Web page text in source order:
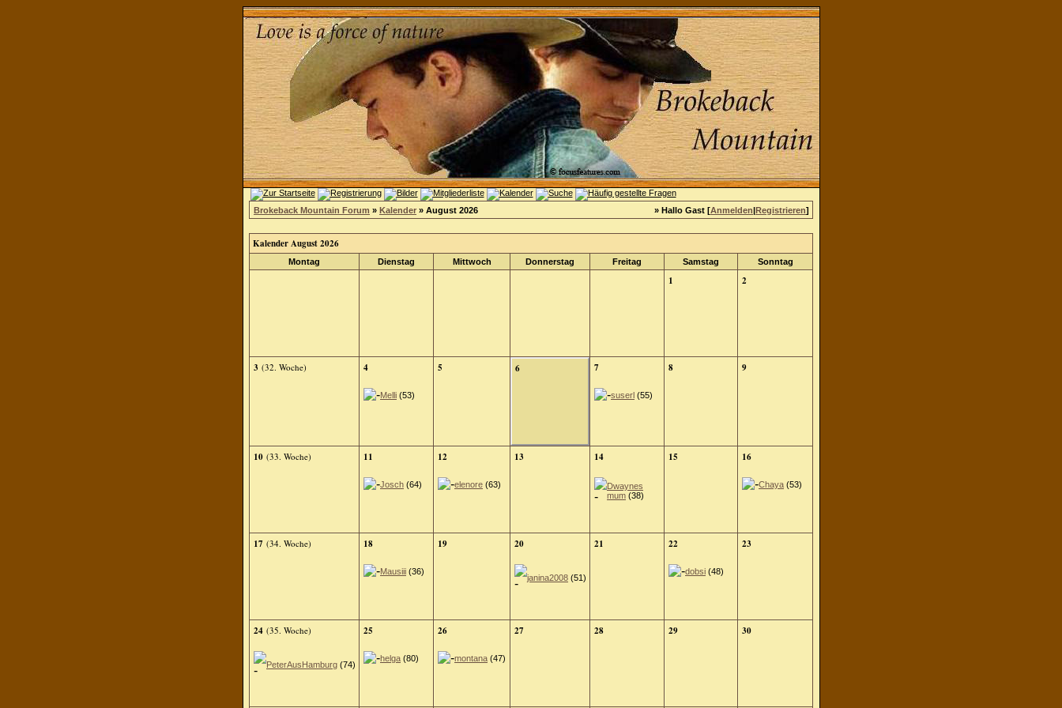
Brokeback Mountain Forum » Kalender » August 2026 » Hallo Gast [Anmelden|Registrieren]
Kalender August 2026
Montag Dienstag Mittwoch Donnerstag Freitag Samstag Sonntag
1 2
3 (32. Woche) 4
Melli (53)
5 6 7
suserl (55)
8 9
10 (33. Woche) 11
Josch (64)
12
elenore (63)
13 14
Dwaynes
mum (38)
15 16
Chaya (53)
17 (34. Woche) 18
Mausiii (36)
19 20
janina2008 (51)
21 22
dobsi (48)
23
24 (35. Woche)
PeterAusHamburg (74)
25
helga (80)
26
montana (47)
27 28 29 30